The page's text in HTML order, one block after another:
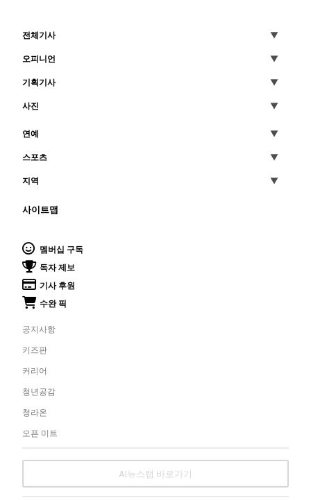
전체기사
오피니언
기획기사
사진
연예
스포츠
지역
사이트맵
멤버십 구독
독자 제보
기사 후원
수완 픽
공지사항
키즈판
커리어
청년공감
청라온
오픈 미트
AI뉴스랩 바로가기